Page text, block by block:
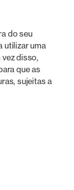
do seu
utilizar uma
disso,
que as
sujeitas a